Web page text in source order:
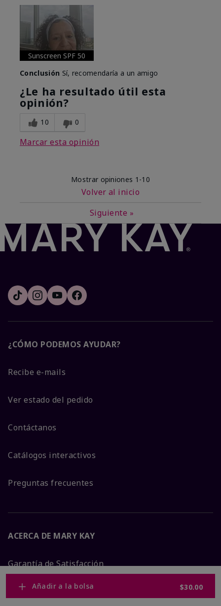
Añadir a la bolsa $30.00
Sunscreen SPF 50
Conclusión Sí, recomendaría a un amigo
¿Le ha resultado útil esta
opinión?
10 0
Marcar esta opinión
Mostrar opiniones 1-10
Volver al inicio
Siguiente »
¿CÓMO PODEMOS AYUDAR?
Recibe e-mails
Ver estado del pedido
Contáctanos
Catálogos interactivos
Preguntas frecuentes
ACERCA DE MARY KAY
Garantía de Satisfacción
Sobre Mary Kay